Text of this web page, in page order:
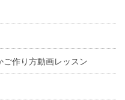
ご作り方動画レッスン